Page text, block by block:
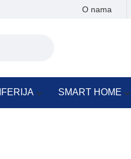
O nama
SMART HOME